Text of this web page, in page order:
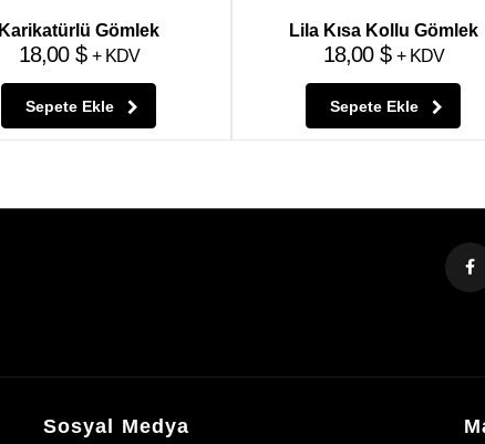
Karikatürlü Gömlek
18,00 $ + KDV
Sepete Ekle
Lila Kısa Kollu Gömlek
18,00 $ + KDV
Sepete Ekle
Sosyal Medya